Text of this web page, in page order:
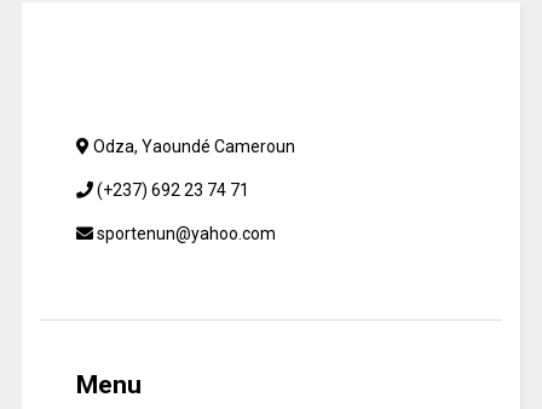
Odza, Yaoundé Cameroun
(+237) 692 23 74 71
sportenun@yahoo.com
Menu